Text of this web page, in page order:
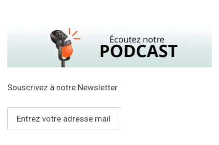
Souscrivez à notre Newsletter